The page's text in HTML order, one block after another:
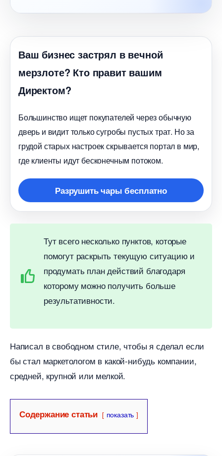
аш бизнес застрял в вечной
мерзлоте? Кто правит вашим
Директом?
Большинство ищет покупателей через обычную
дверь и видит только сугробы пустых трат. Но за
рудой старых настроек скрывается портал в мир,
де клиенты идут бесконечным потоком.
Разрушить чары бесплатно
Тут всего несколько пунктов, которые
помогут раскрыть текущую ситуацию и
продумать план действий благодаря
которому можно получить больше
результативности.
Написал в свободном стиле, чтобы я сделал если
ы стал маркетологом в какой-нибудь компании,
средней, крупной или мелкой.
Содержание статьи показать